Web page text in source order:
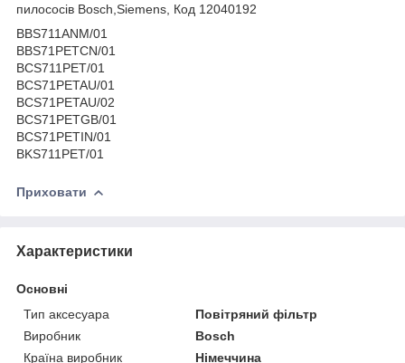
пилососів Bosch,Siemens, Код 12040192
BBS711ANM/01
BBS71PETCN/01
BCS711PET/01
BCS71PETAU/01
BCS71PETAU/02
BCS71PETGB/01
BCS71PETIN/01
BKS711PET/01
Приховати
Характеристики
Основні
Тип аксесуара
Повітряний фільтр
Виробник
Bosch
Країна виробник
Німеччина